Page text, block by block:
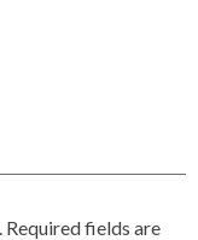
Required fields are